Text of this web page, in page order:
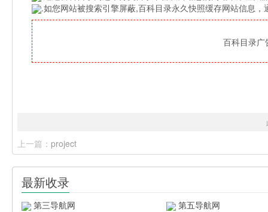
.如您网站被搜索引擎屏蔽,百科目录永久快照缓存网站信息
百科目录
上一篇： project
最新收录
第三导航网
第五导航网